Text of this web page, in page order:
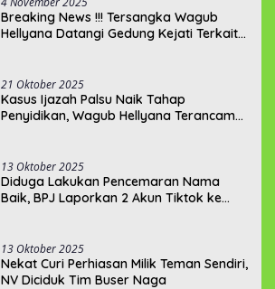
Breaking News !!! Tersangka Wagub
Hellyana Datangi Gedung Kejati Terkait
21 Oktober 2025
Kasus Ijazah Palsu Naik Tahap
Penyidikan, Wagub Hellyana Terancam
13 Oktober 2025
Diduga Lakukan Pencemaran Nama
Baik, BPJ Laporkan 2 Akun Tiktok ke
13 Oktober 2025
Nekat Curi Perhiasan Milik Teman Sendiri,
NV Diciduk Tim Buser Naga